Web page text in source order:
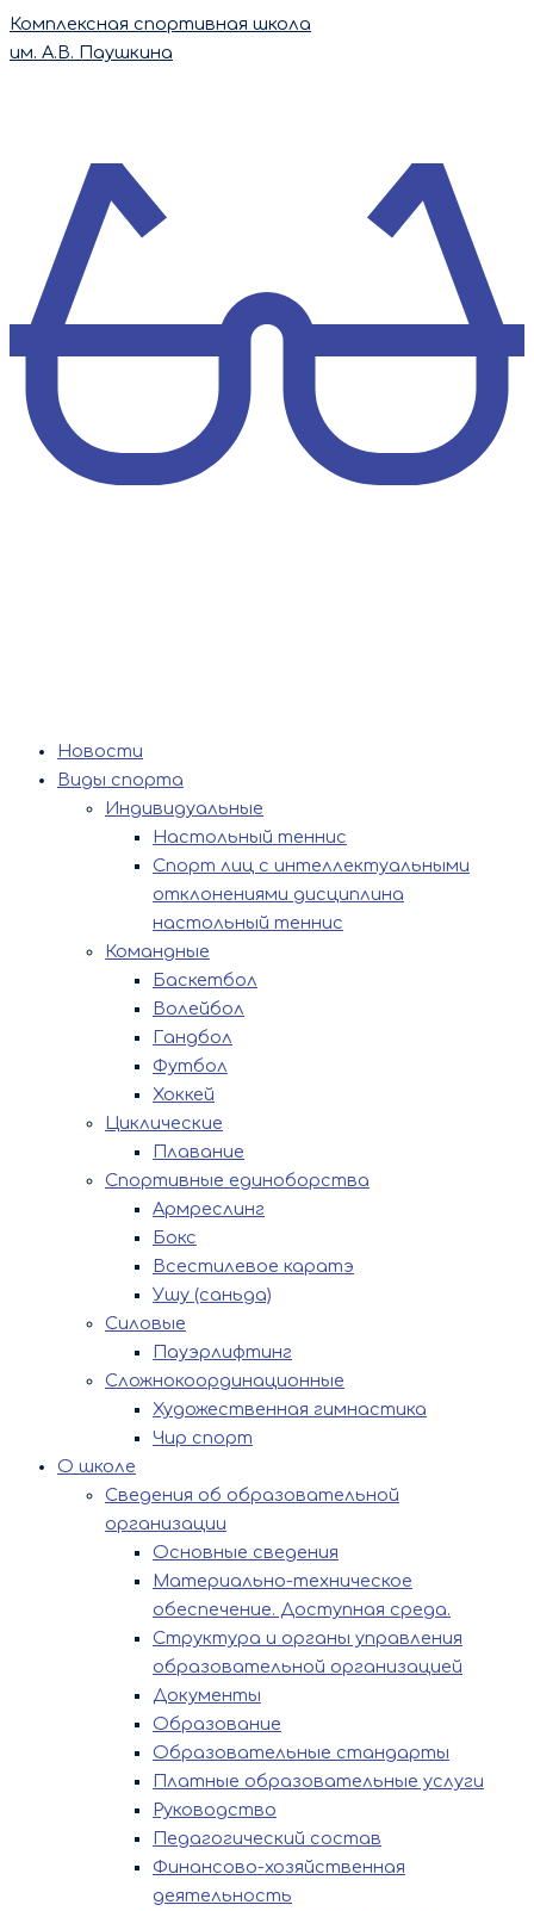
Перейти
Комплексная спортивная школа
им. А.В. Паушкина
Новости
Виды спорта
Индивидуальные
Настольный теннис
Спорт лиц с интеллектуальными
отклонениями дисциплина
настольный теннис
Командные
Баскетбол
Волейбол
Гандбол
Футбол
Хоккей
Циклические
Плавание
Спортивные единоборства
Армреслинг
Бокс
Всестилевое каратэ
Ушу (саньда)
Силовые
Пауэрлифтинг
Сложнокоординационные
Художественная гимнастика
Чир спорт
О школе
Сведения об образовательной
организации
Основные сведения
Материально-техническое
обеспечение. Доступная среда.
Структура и органы управления
образовательной организацией
Документы
Образование
Образовательные стандарты
Платные образовательные услуги
Руководство
Педагогический состав
Финансово-хозяйственная
деятельность